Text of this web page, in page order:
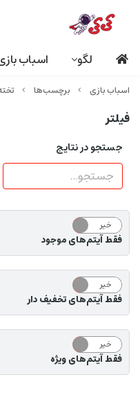
لگو اسباب
برچسب‌ها
فیلتر
جستجو در نتایج
خیر
فقط آیتم‌های موجود
خیر
فقط آیتم‌های تخفیف دار
خیر
فقط آیتم‌های ویژه